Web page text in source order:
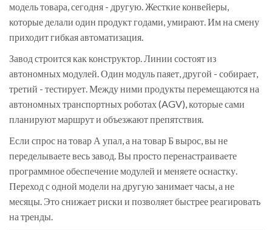
модель товара, сегодня - другую. Жесткие конвейеры,
которые делали один продукт годами, умирают. Им на смену
приходит гибкая автоматизация.
Завод строится как конструктор. Линии состоят из
автономных модулей. Один модуль паяет, другой - собирает,
третий - тестирует. Между ними продукты перемещаются на
автономных транспортных роботах (AGV), которые сами
планируют маршрут и объезжают препятствия.
Если спрос на товар А упал, а на товар Б вырос, вы не
переделываете весь завод. Вы просто перенастраиваете
программное обеспечение модулей и меняете оснастку.
Переход с одной модели на другую занимает часы, а не
месяцы. Это снижает риски и позволяет быстрее реагировать
на тренды.